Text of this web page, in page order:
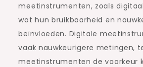
meetinstrumenten, zoals
wat hun bruikbaarheid en
beïnvloeden. Digitale
vaak nauwkeurigere metingen,
meetinstrumenten de voorkeur